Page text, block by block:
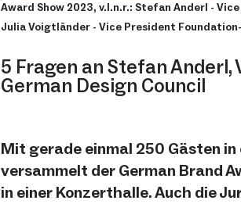
Award Show 2023, v.l.n.r.: Stefan Anderl -
Julia Voigtländer - Vice President
5 Fragen an Stefan
German Design Council
Mit gerade einmal 250 Gästen
versammelt der German Brand
in einer Konzerthalle. Auch die